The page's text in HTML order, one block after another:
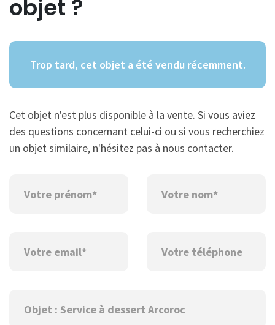
objet ?
Trop tard, cet objet a été vendu récemment.
Cet objet n'est plus disponible à la vente. Si vous aviez
des questions concernant celui-ci ou si vous recherchiez
un objet similaire, n'hésitez pas à nous contacter.